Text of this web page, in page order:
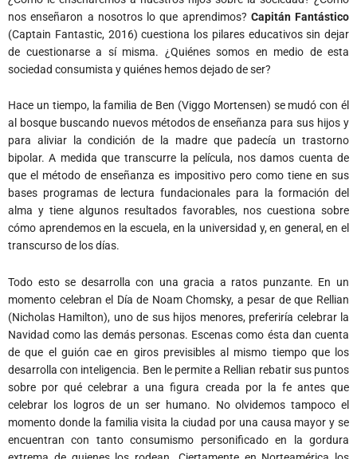
de cuestionarse a sí misma. ¿Quiénes somos en medio de esta
sociedad consumista y quiénes hemos dejado de ser?
Hace un tiempo, la familia de Ben (Viggo Mortensen) se mudó con él
al bosque buscando nuevos métodos de enseñanza para sus hijos y
bipolar. A medida que transcurre la película, nos damos cuenta de
que el método de enseñanza es impositivo pero como tiene en sus
bases programas de lectura fundacionales para la formación del
alma y tiene algunos resultados favorables, nos cuestiona sobre
cómo aprendemos en la escuela, en la universidad y, en general, en el
transcurso de los días.
Todo esto se desarrolla con una gracia a ratos punzante. En un
Navidad como las demás personas. Escenas como ésta dan cuenta
de que el guión cae en giros previsibles al mismo tiempo que los
desarrolla con inteligencia. Ben le permite a Rellian rebatir sus puntos
sobre por qué celebrar a una figura creada por la fe antes que
celebrar los logros de un ser humano. No olvidemos tampoco el
momento donde la familia visita la ciudad por una causa mayor y se
encuentran con tanto consumismo personificado en la gordura
extrema de quienes los rodean. Ciertamente en Norteamérica los
problemas de sobrepeso son serios, pero la sociedad consumista no
está delimitada por países. Varía según las latitudes.